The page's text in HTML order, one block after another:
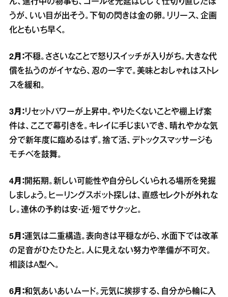
ん、進行中の物事も、ゴールを先延ばしして仕切り直したほ
うが、いい目が出そう。下旬の閃きは金の卵。リリース、企画
化ともいち早く。
2月：不穏。ささいなことで怒りスイッチが入りがち。大きな代
償を払うのがイヤなら、忍の一字で。美味とおしゃれはストレ
スを緩和。
3月：リセットパワーが上昇中。やりたくないことや棚上げ案
件は、ここで幕引きを。キレイに手じまいでき、晴れやかな気
分で新年度に臨めるはず。捨て活、デトックスマッサージも
モチベを鼓舞。
4月：開拓期。新しい可能性や自分らしくいられる場所を発掘
しましょう。ヒーリングスポット探しは、直感セレクトが外れな
し。連休の予約は安・近・短でサクッと。
5月：運気は二重構造。表向きは平穏ながら、水面下では改革
の足音がひたひたと。人に見えない努力や準備が不可欠。
相談はA型へ。
6月：和気あいあいムード。元気に挨拶する、自分から輪に入